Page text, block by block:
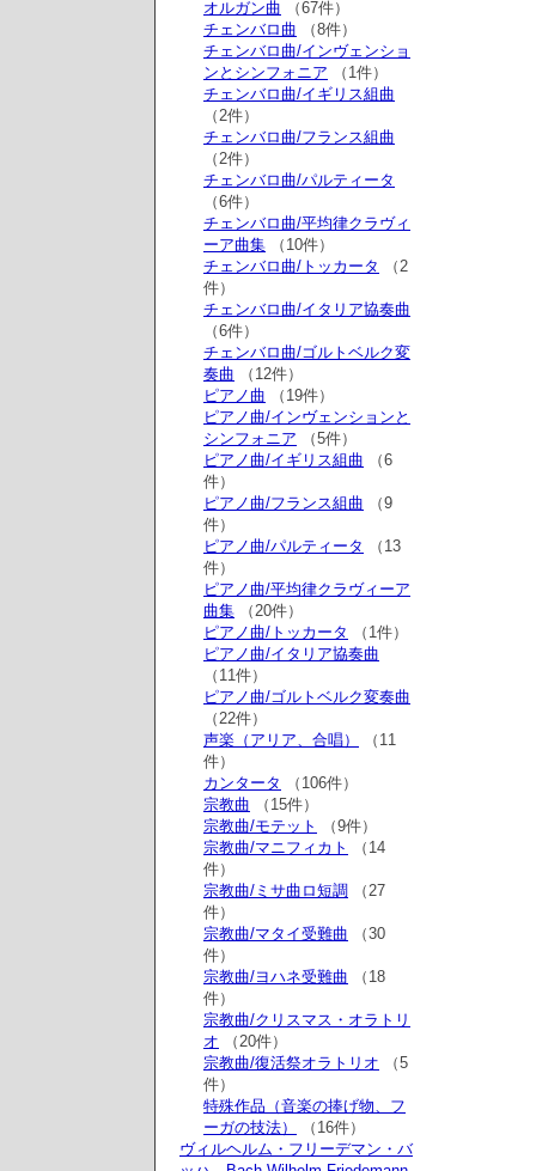
オルガン曲 （67件）
チェンバロ曲 （8件）
チェンバロ曲/インヴェンショ
ンとシンフォニア （1件）
チェンバロ曲/イギリス組曲
（2件）
チェンバロ曲/フランス組曲
（2件）
チェンバロ曲/パルティータ
（6件）
チェンバロ曲/平均律クラヴィ
ーア曲集 （10件）
チェンバロ曲/トッカータ
（2
件）
チェンバロ曲/イタリア協奏曲
（6件）
チェンバロ曲/ゴルトベルク変
奏曲 （12件）
ピアノ曲 （19件）
ピアノ曲/インヴェンションと
シンフォニア （5件）
ピアノ曲/イギリス組曲 （6
件）
ピアノ曲/フランス組曲 （9
件）
ピアノ曲/パルティータ
（13
件）
ピアノ曲/平均律クラヴィーア
曲集 （20件）
ピアノ曲/トッカータ
（1件）
ピアノ曲/イタリア協奏曲
（11件）
ピアノ曲/ゴルトベルク変奏曲
（22件）
声楽（アリア、合唱）
（11
件）
カンタータ
（106件）
宗教曲 （15件）
宗教曲/モテット
（9件）
宗教曲/マニフィカト
（14
件）
宗教曲/ミサ曲ロ短調 （27
件）
宗教曲/マタイ受難曲 （30
件）
宗教曲/ヨハネ受難曲 （18
件）
宗教曲/クリスマス・オラトリ
オ （20件）
宗教曲/復活祭オラトリオ （5
件）
特殊作品（音楽の捧げ物、フ
ーガの技法）
（16件）
ヴィルヘルム・フリーデマン・バ